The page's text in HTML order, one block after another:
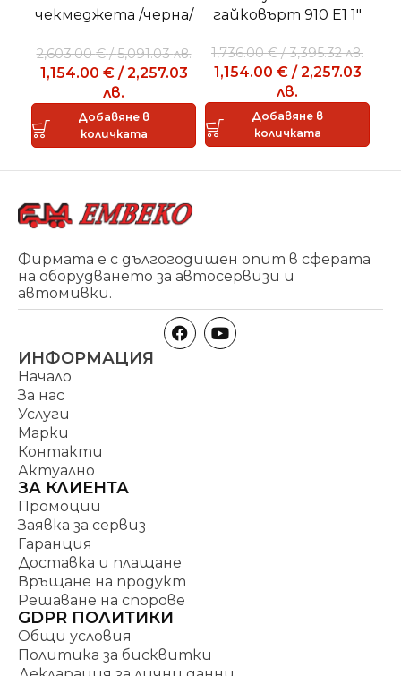
чекмеджета /черна/
инструменти USAG
2,603.00€ /5,091.03лв.
1,154.00 € /2,257.03
лв.
Добавяне в
количката
гайковърт 910 E1 1″
1,736.00€ /3,395.32лв.
1,154.00 € /2,257.03
лв.
Добавяне в
количката
Фирмата е с дългогодишен опит в сферата
на оборудването за автосервизи и
автомивки.
ИНФОРМАЦИЯ
Начало
За нас
Услуги
Марки
Контакти
Актуално
ЗА КЛИЕНТА
Промоции
Заявка за сервиз
Гаранция
Доставка и плащане
Връщане на продукт
Решаване на спорове
GDPR ПОЛИТИКИ
Общи условия
Политика за бисквитки